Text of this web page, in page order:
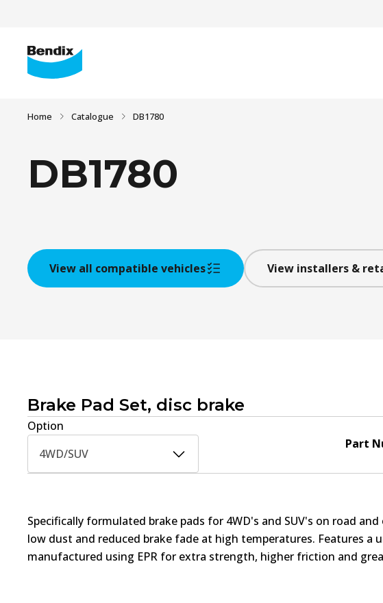
Home Catalogue DB1780
DB1780
View all compatible vehicles View installers &
Brake Pad Set, disc brake
Option
4WD/SUV
Part
Specifically formulated brake pads for 4WD's and SUV's on road
low dust and reduced brake fade at high temperatures. Features a
manufactured using EPR for extra strength, higher friction and